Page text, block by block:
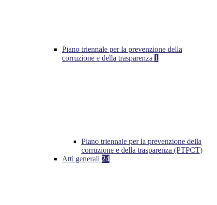
Piano triennale per la prevenzione della
corruzione e della trasparenza 1
Piano triennale per la prevenzione della
corruzione e della trasparenza (PTPCT)
Atti generali 24